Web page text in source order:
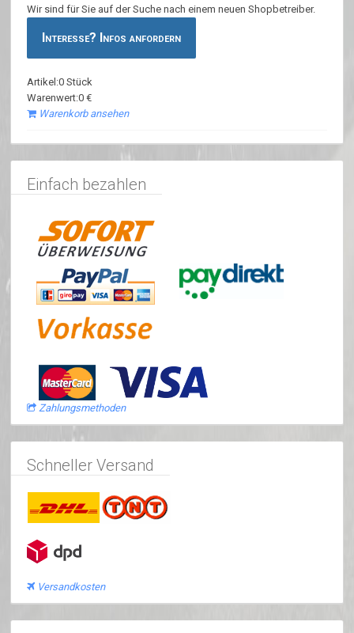
Wir sind für Sie auf der Suche nach einem neuen Shopbetreiber.
Interesse? Infos anfordern
Artikel:0 Stück
Warenwert:0 €
Warenkorb ansehen
Einfach bezahlen
Zahlungsmethoden
Schneller Versand
Versandkosten